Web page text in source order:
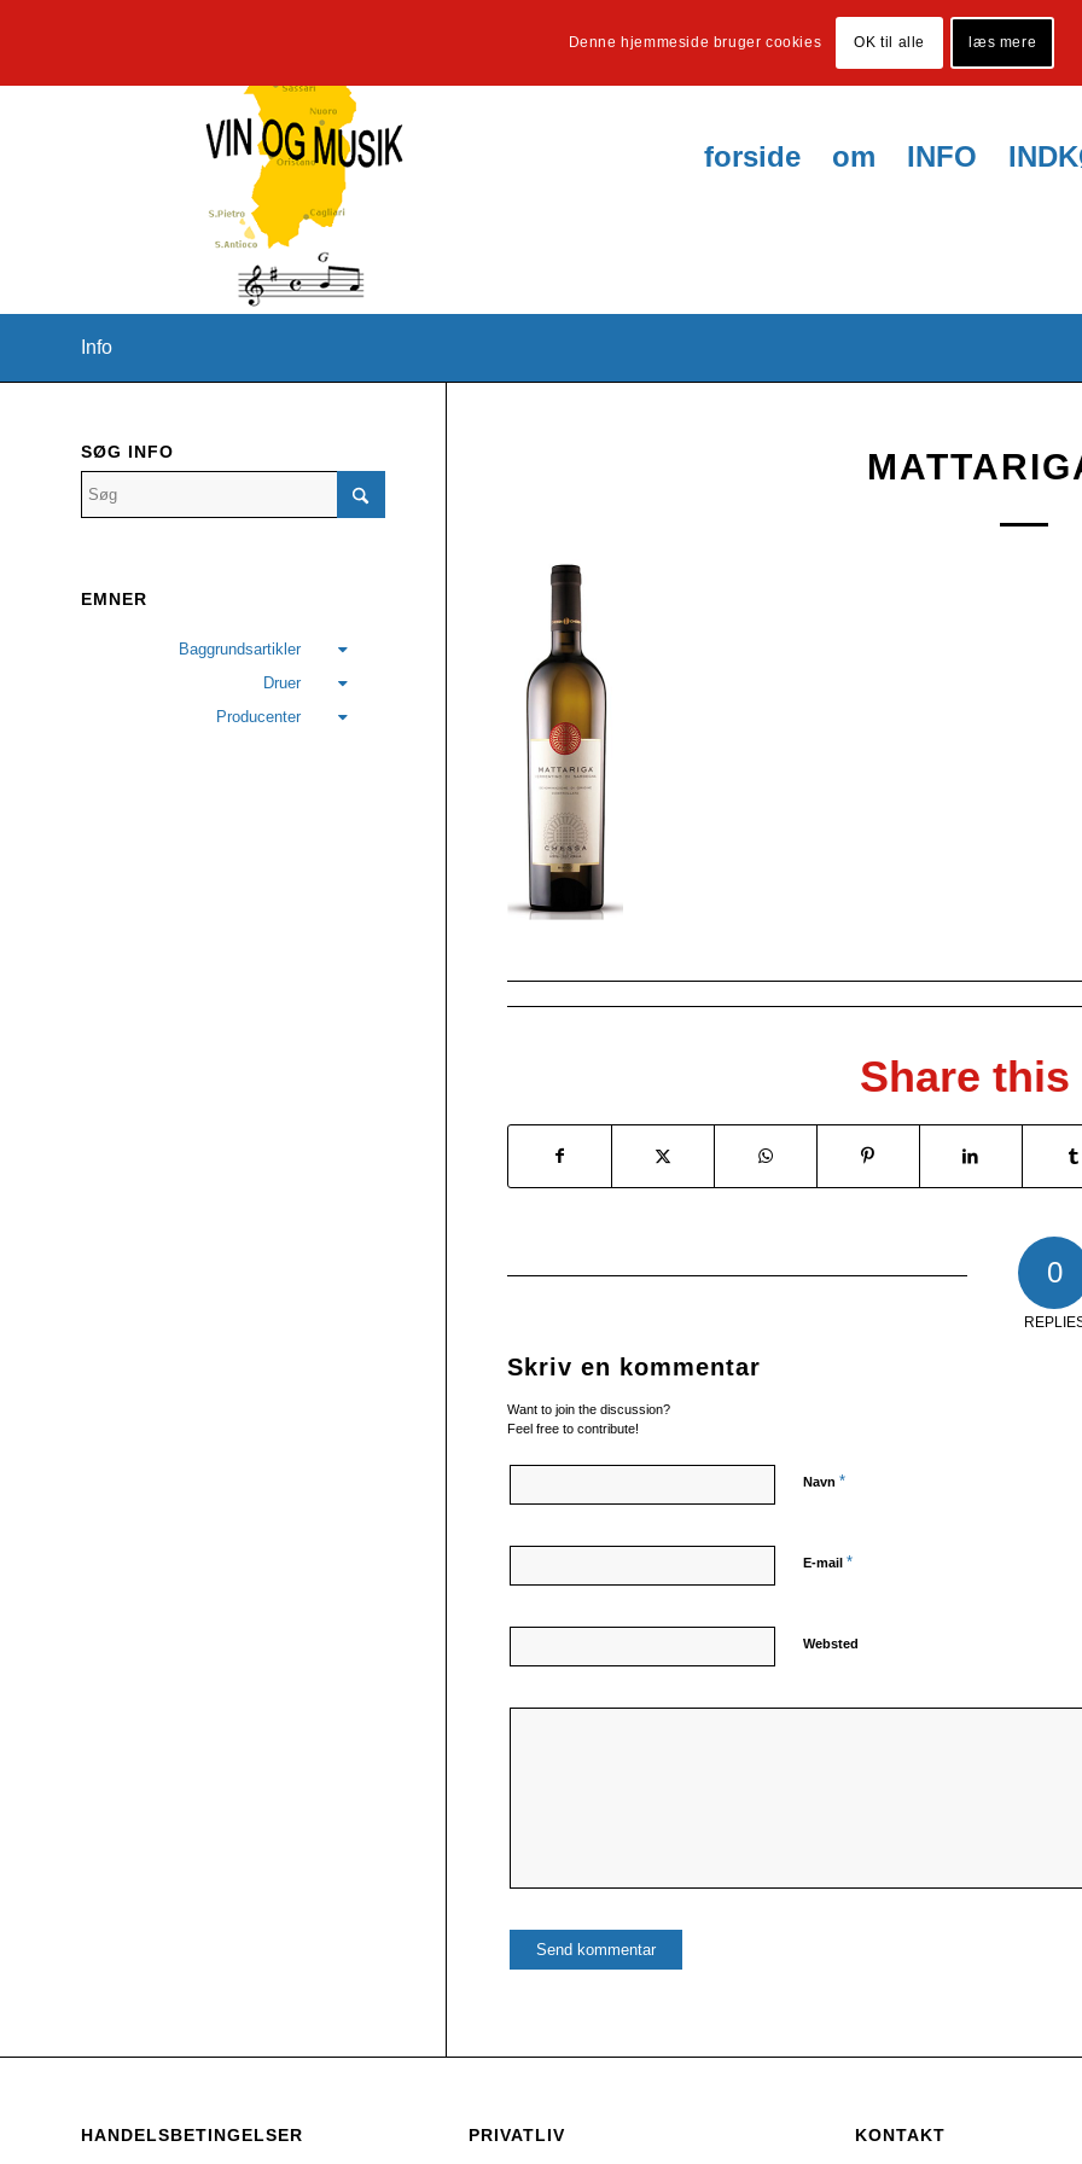
forside om INFO
Info
Share
0
Skriv en kommentar
Want to join the discussion?
Feel free to contribute!
Navn *
E-mail *
Websted
SØG INFO
EMNER
Baggrundsartikler
Druer
Producenter
HANDELSBETINGELSER PRIVATLIV KONTAKT
Denne hjemmeside bruger cookies OK til alle læs mere